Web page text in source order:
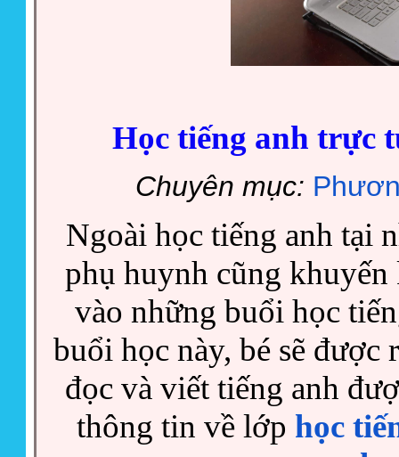
Học tiếng anh trực
Chuyên mục:
Ngoài học tiếng anh tại
phụ huynh cũng
vào những buổi học
buổi học này, bé sẽ được
đọc và viết tiếng anh
thông tin về lớp học